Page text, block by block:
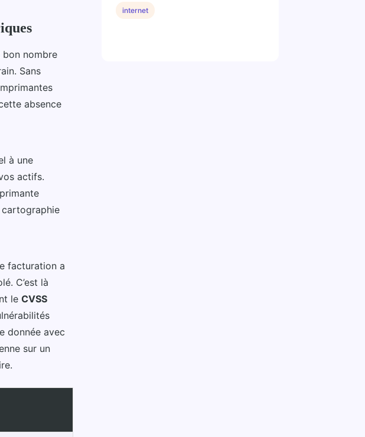
bon nombre
Sans
absence
à une
actifs.
cartographie
facturation a
C’est là
le CVSS
donnée avec
sur un
internet